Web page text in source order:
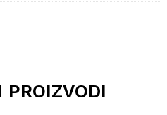
PROIZVODI